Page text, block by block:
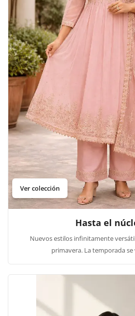
Ver colección
Hasta el
Nuevos estilos infinitamente
primavera. La temporada